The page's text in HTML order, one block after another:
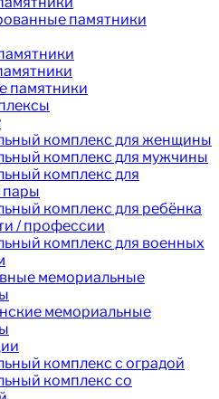
памятники
памятники
комплекс для женщины
комплекс для мужчины
комплекс для
пары
комплекс для ребёнка
/ профессии
комплекс для военных
мемориальные
мемориальные
комплекс с оградой
комплекс со